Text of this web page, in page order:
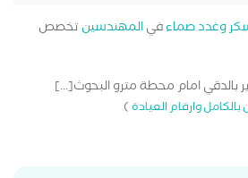
وغدد صماءفيالمهندسين تخصص
بالدقي امام محطة مترو البحوث[...]
وارقام العيادة)